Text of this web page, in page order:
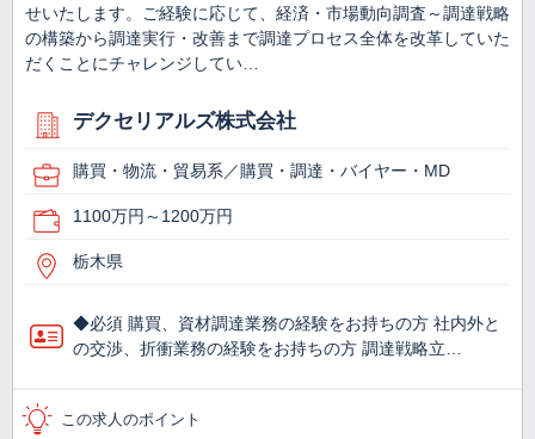
せいたします。ご経験に応じて、経済・市場動向調査～調達戦略
の構築から調達実行・改善まで調達プロセス全体を改革していた
だくことにチャレンジしてい…
デクセリアルズ株式会社
購買・物流・貿易系／購買・調達・バイヤー・MD
1100万円～1200万円
栃木県
◆必須 購買、資材調達業務の経験をお持ちの方 社内外と
の交渉、折衝業務の経験をお持ちの方 調達戦略立…
この求人のポイント